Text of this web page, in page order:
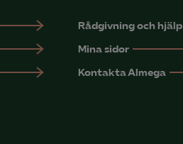
Marknadsförings-cookies
Rådgivning och hjälp
Mina sidor
Kontakta Almega